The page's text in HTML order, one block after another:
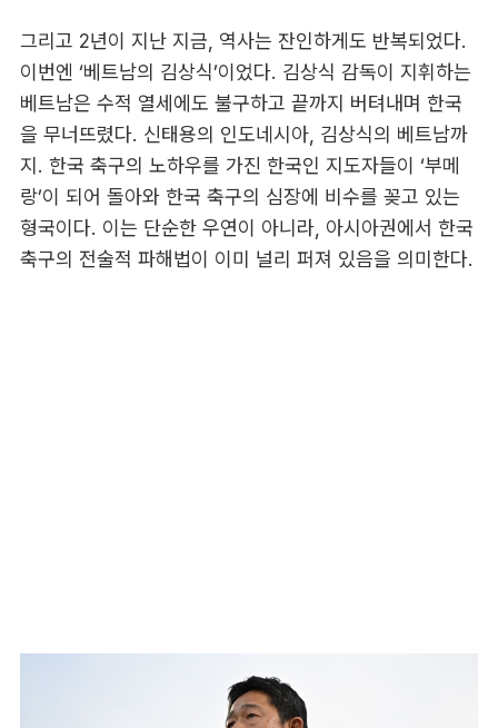
그리고 2년이 지난 지금, 역사는 잔인하게도 반복되었다.
이번엔 ‘베트남의 김상식’이었다. 김상식 감독이 지휘하는
베트남은 수적 열세에도 불구하고 끝까지 버텨내며 한국
을 무너뜨렸다. 신태용의 인도네시아, 김상식의 베트남까
지. 한국 축구의 노하우를 가진 한국인 지도자들이 ‘부메
랑’이 되어 돌아와 한국 축구의 심장에 비수를 꽂고 있는
형국이다. 이는 단순한 우연이 아니라, 아시아권에서 한국
축구의 전술적 파해법이 이미 널리 퍼져 있음을 의미한다.